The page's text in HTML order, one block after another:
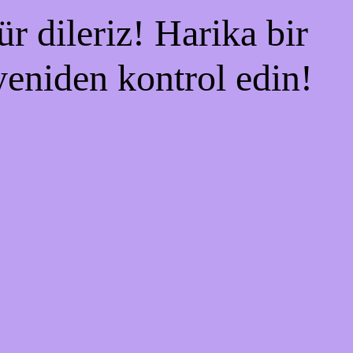
dileriz! Harika bir
kontrol edin!